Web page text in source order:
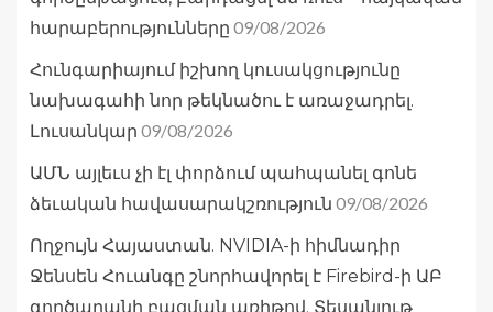
հարաբերությունները 09/08/2026
Հունգարիայում իշխող կուսակցությունը
նախագահի նոր թեկնածու է առաջադրել.
Լուսանկար 09/08/2026
ԱՄՆ այլեւս չի էլ փորձում պահպանել գոնե
ձեւական հավասարակշռություն 09/08/2026
Ողջույն Հայաստան. NVIDIA-ի հիմնադիր
Ջենսեն Հուանգը շնորհավորել է Firebird-ի ԱԲ
գործարանի բացման առիթով. Տեսանյութ